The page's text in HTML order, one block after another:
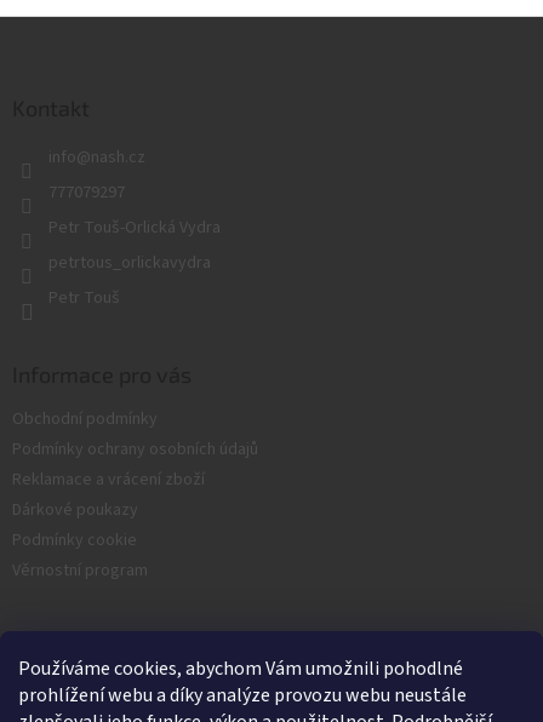
Používáme cookies, abychom Vám umožnili pohodlné
prohlížení webu a díky analýze provozu webu neustále
info@nash.cz
777079297
Petr Touš-Orlická Vydra
petrtous_orlickavydra
Petr Touš
Obchodní podmínky
Podmínky ochrany osobních údajů
Reklamace a vrácení zboží
Dárkové poukazy
Podmínky cookie
Věrnostní program
Facebook